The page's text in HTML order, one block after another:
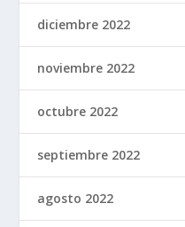
diciembre 2022
noviembre 2022
octubre 2022
septiembre 2022
agosto 2022